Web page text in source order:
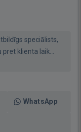
speciālists,
klienta laik...
WhatsApp